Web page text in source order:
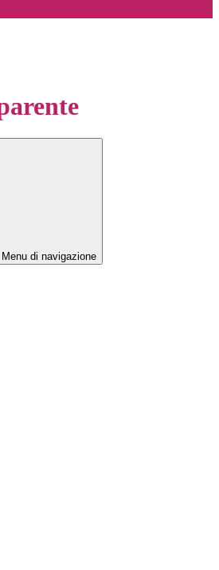
Menu di navigazione